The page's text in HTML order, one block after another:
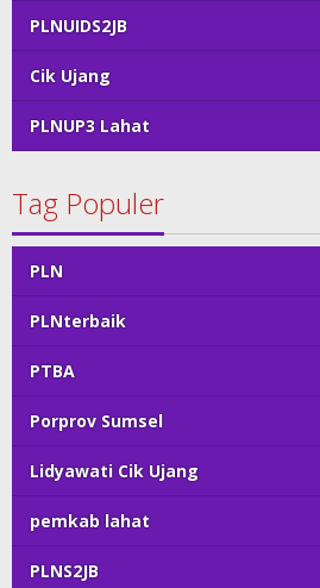
PLNUIDS2JB
Cik Ujang
PLNUP3 Lahat
Tag Populer
PLN
PLNterbaik
PTBA
Porprov Sumsel
Lidyawati Cik Ujang
pemkab lahat
PLNS2JB